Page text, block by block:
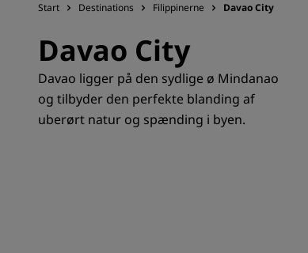
Start Destinations Filippinerne Davao City
Davao City
Davao ligger på den sydlige ø Mindanao
og tilbyder den perfekte blanding af
uberørt natur og spænding i byen.